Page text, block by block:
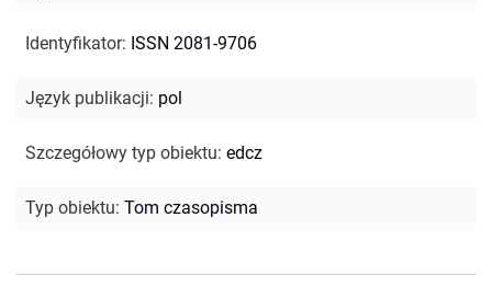
Identyfikator: ISSN 2081-9706
Język publikacji: pol
Szczegółowy typ obiektu: edcz
Typ obiektu: Tom czasopisma